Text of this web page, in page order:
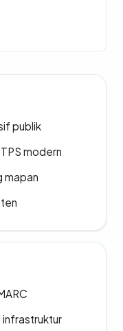
publik
modern
mapan
infrastruktur